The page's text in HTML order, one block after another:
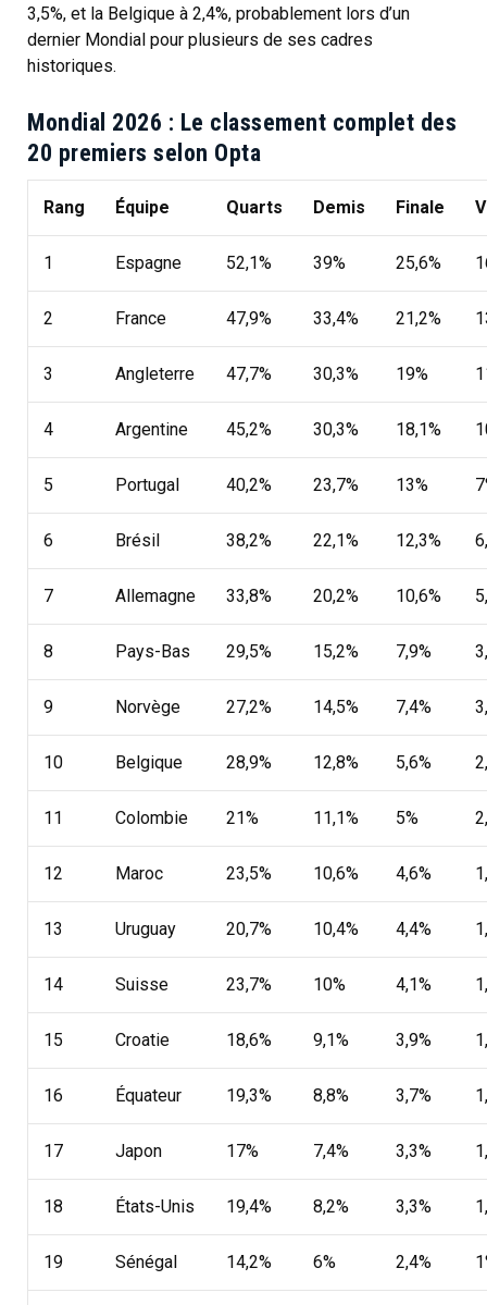
3,5%, et la Belgique à 2,4%, probablement lors d’un
dernier Mondial pour plusieurs de ses cadres
historiques.
Mondial 2026 : Le classement complet des
20 premiers selon Opta
Rang Équipe Quarts Demis Finale
1 Espagne 52,1% 39% 25,6%
2 France 47,9% 33,4% 21,2%
3 Angleterre 47,7% 30,3% 19%
4 Argentine 45,2% 30,3% 18,1%
5 Portugal 40,2% 23,7% 13%
6 Brésil 38,2% 22,1% 12,3%
7 Allemagne 33,8% 20,2% 10,6%
8 Pays-Bas 29,5% 15,2% 7,9%
9 Norvège 27,2% 14,5% 7,4%
10 Belgique 28,9% 12,8% 5,6%
11 Colombie 21% 11,1% 5%
12 Maroc 23,5% 10,6% 4,6%
13 Uruguay 20,7% 10,4% 4,4%
14 Suisse 23,7% 10% 4,1%
15 Croatie 18,6% 9,1% 3,9%
16 Équateur 19,3% 8,8% 3,7%
17 Japon 17% 7,4% 3,3%
18 États-Unis 19,4% 8,2% 3,3%
19 Sénégal 14,2% 6% 2,4%